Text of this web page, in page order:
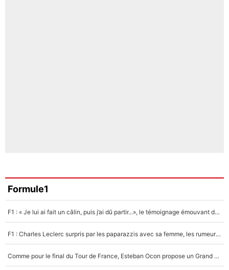
Formule1
F1 : « Je lui ai fait un câlin, puis j’ai dû partir...», le témoignage émouvant de Max Verstappen sur sa fille
F1 : Charles Leclerc surpris par les paparazzis avec sa femme, les rumeurs étaient vraies !
Comme pour le final du Tour de France, Esteban Ocon propose un Grand Prix de Formule 1 à Paris : «Autour de l’Arc de Triomphe, ce serait génial» !